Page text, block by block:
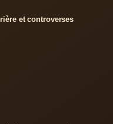
et controverses